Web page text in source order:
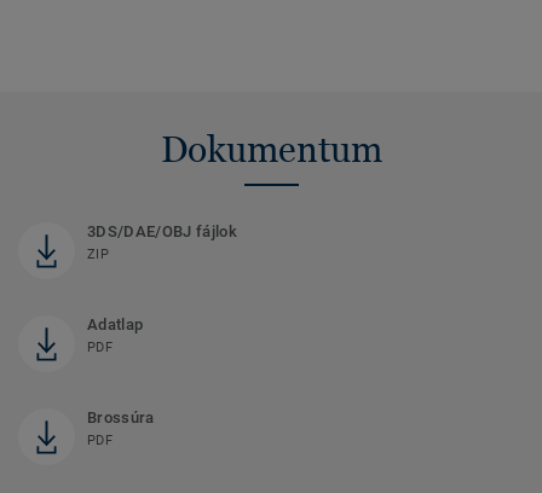
Dokumentum
3DS/DAE/OBJ fájlok
ZIP
Adatlap
PDF
Brossúra
PDF